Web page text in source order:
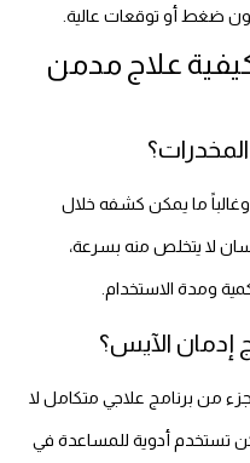
ضغط أو توقعات عالية.
علاج مدمن
ما يمكن كشفه خلال
لا يتخلص منه بسرعة،
ومدة الاستخدام.
إدمان الآيس؟
من برنامج علاجي متكامل لا
تستخدم أدوية للمساعدة في